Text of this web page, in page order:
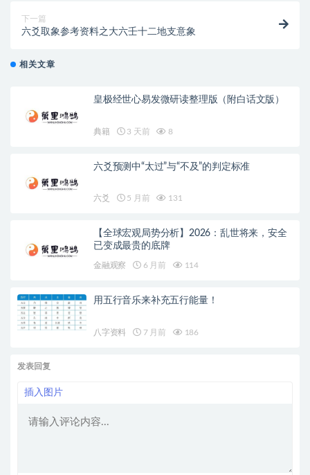
下一篇
六爻取象参考资料之大六壬十二地支意象
相关文章
皇极经世心易发微研读整理版（附白话文版）
典籍 3 天前 8
六爻预测中“太过”与“不及”的判定标准
六爻 5 月前 131
【全球宏观局势分析】2026：乱世将来，安全
已变成最贵的底牌
金融观察 6 月前 114
用五行音乐来补充五行能量！
八字资料 7 月前 186
发表回复
插入图片